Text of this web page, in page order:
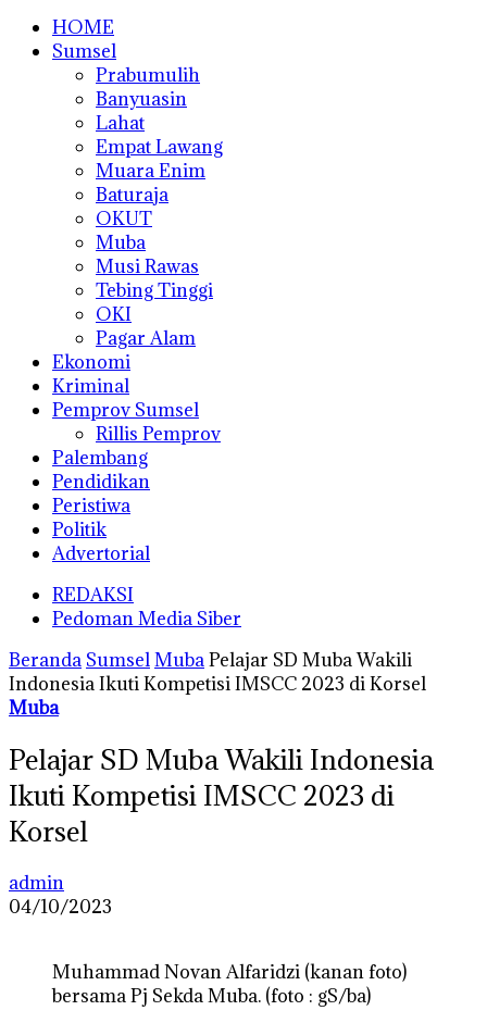
HOME
Sumsel
Prabumulih
Banyuasin
Lahat
Empat Lawang
Muara Enim
Baturaja
OKUT
Muba
Musi Rawas
Tebing Tinggi
OKI
Pagar Alam
Ekonomi
Kriminal
Pemprov Sumsel
Rillis Pemprov
Palembang
Pendidikan
Peristiwa
Politik
Advertorial
REDAKSI
Pedoman Media Siber
Beranda SumselMubaPelajar SD Muba Wakili
Indonesia Ikuti Kompetisi IMSCC 2023 di Korsel
Muba
Pelajar SD Muba Wakili Indonesia
Ikuti Kompetisi IMSCC 2023 di
Korsel
admin
04/10/2023
Muhammad Novan Alfaridzi (kanan foto)
bersama Pj Sekda Muba. (foto : gS/ba)